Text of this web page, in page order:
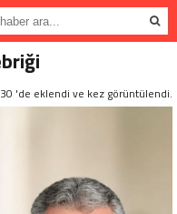
'de eklendi ve kez görüntülendi.